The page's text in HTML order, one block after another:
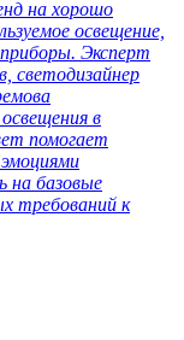
на хорошо
освещение,
Эксперт
светодизайнер
в
помогает
на базовые
требований к